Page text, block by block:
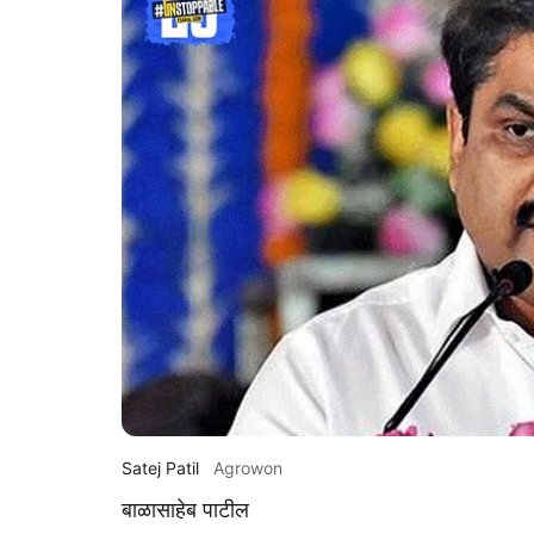
Satej Patil Agrowon
बाळासाहेब पाटील